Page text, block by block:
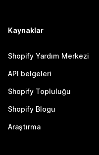
Kaynaklar
Shopify Yardım Merkezi
API belgeleri
Shopify Topluluğu
Shopify Blogu
Araştırma